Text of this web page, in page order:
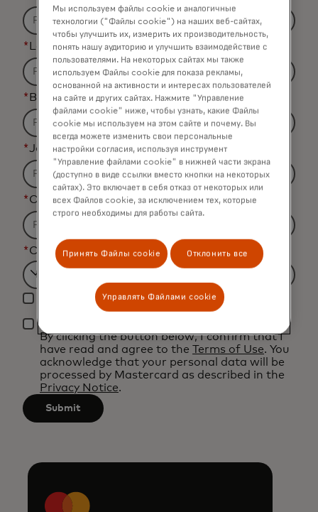
*Last Name
*Business Email Address
*Job Title
*Organization Name
*Country
Filtering
will
be
applied
after
characters.
Yes, I would like to receive future marketing
materials from Mastercard.
By clicking the button below, I confirm that I
have read and agree to the Terms of Use. You
acknowledge that your personal data will be
processed by Mastercard as described in the
Privacy Notice.
Submit
Мы используем файлы cookie и аналогичные
технологии ("Файлы cookie") на наших веб-сайтах,
чтобы улучшить их, измерить их производительность,
понять нашу аудиторию и улучшить взаимодействие с
пользователями. На некоторых сайтах мы также
используем Файлы cookie для показа рекламы,
основанной на активности и интересах пользователей
на сайте и других сайтах. Нажмите "Управление
файлами cookie" ниже, чтобы узнать, какие Файлы
cookie мы используем на этом сайте и почему. Вы
всегда можете изменить свои персональные
настройки согласия, используя инструмент
"Управление файлами cookie" в нижней части экрана
(доступно в виде ссылки вместо кнопки на некоторых
сайтах). Это включает в себя отказ от некоторых или
всех Файлов cookie, за исключением тех, которые
строго необходимы для работы сайта.
Принять Файлы cookie Отклонить все
Управлять Файлами cookie